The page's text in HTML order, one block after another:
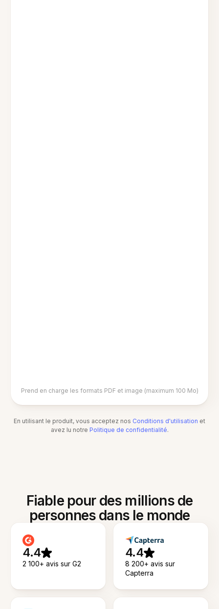
Prend en charge les formats PDF et image (maximum 100 Mo)
En utilisant le produit, vous acceptez nos Conditions d'utilisation et
avez lu notre Politique de confidentialité.
Fiable pour des millions de
personnes dans le monde
4.4
2 100+ avis sur G2
4.4
8 200+ avis sur
Capterra